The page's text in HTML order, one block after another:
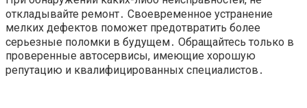
откладывайте ремонт․ Своевременное устранение
мелких дефектов поможет предотвратить более
серьезные поломки в будущем․ Обращайтесь только в
проверенные автосервисы, имеющие хорошую
репутацию и квалифицированных специалистов․